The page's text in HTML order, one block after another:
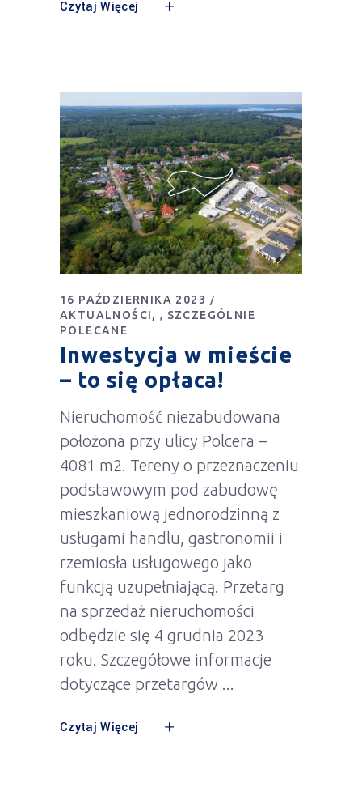
Czytaj Więcej
16 PAŹDZIERNIKA 2023
AKTUALNOŚCI
,
SZCZEGÓLNIE
POLECANE
Inwestycja w mieście
– to się opłaca!
Nieruchomość niezabudowana
położona przy ulicy Polcera –
4081 m2. Tereny o przeznaczeniu
podstawowym pod zabudowę
mieszkaniową jednorodzinną z
usługami handlu, gastronomii i
rzemiosła usługowego jako
funkcją uzupełniającą. Przetarg
na sprzedaż nieruchomości
odbędzie się 4 grudnia 2023
roku. Szczegółowe informacje
dotyczące przetargów
Czytaj Więcej